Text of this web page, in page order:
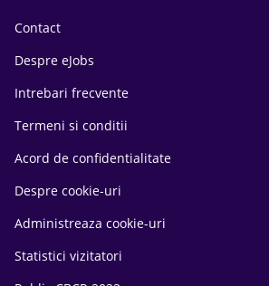
Contact
Despre eJobs
Intrebari frecvente
Termeni si conditii
Acord de confidentialitate
Despre cookie-uri
Administreaza cookie-uri
Statistici vizitatori